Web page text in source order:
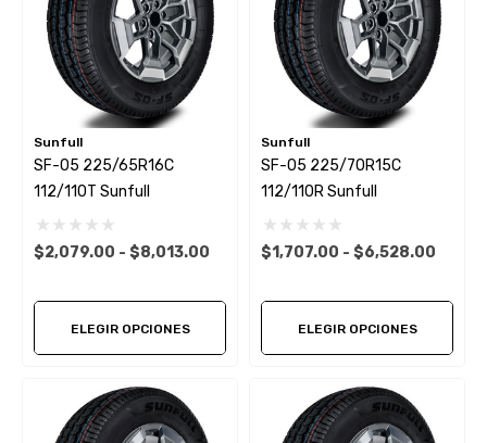
Sunfull
SF-05 225/65R16C
112/110T Sunfull
$2,079.00 - $8,013.00
ELEGIR OPCIONES
Sunfull
SF-05 225/70R15C
112/110R Sunfull
$1,707.00 - $6,528.00
ELEGIR OPCIONES